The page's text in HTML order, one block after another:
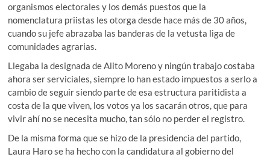
organismos electorales y los demás puestos que la
nomenclatura priistas les otorga desde hace más de 30 años,
cuando su jefe abrazaba las banderas de la vetusta liga de
comunidades agrarias.
Llegaba la designada de Alito Moreno y ningún trabajo costaba
ahora ser serviciales, siempre lo han estado impuestos a serlo a
cambio de seguir siendo parte de esa estructura paritidista a
costa de la que viven, los votos ya los sacarán otros, que para
vivir ahí no se necesita mucho, tan sólo no perder el registro.
De la misma forma que se hizo de la presidencia del partido,
Laura Haro se ha hecho con la candidatura al gobierno del